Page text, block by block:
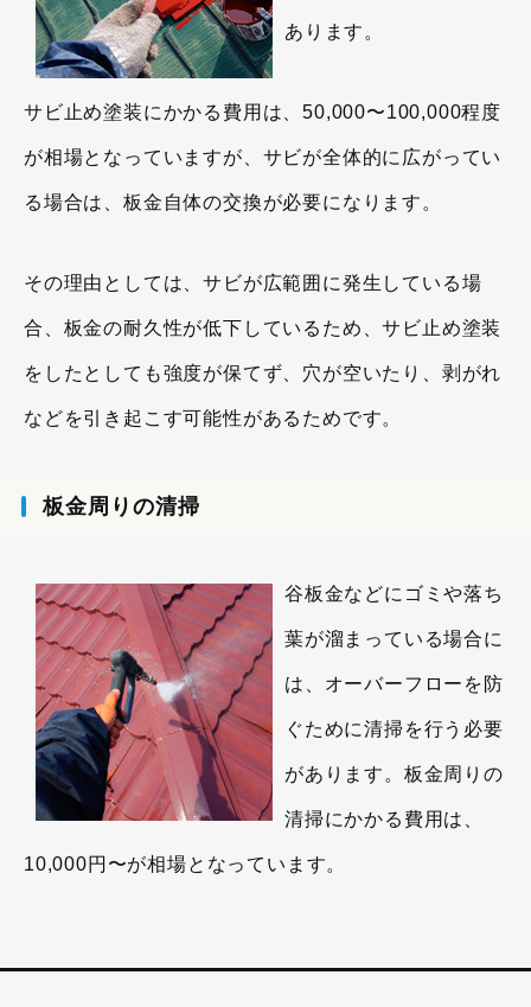
あります。
サビ止め塗装にかかる費用は、50,000〜100,000程度
が相場となっていますが、サビが全体的に広がってい
る場合は、板金自体の交換が必要になります。
その理由としては、サビが広範囲に発生している場
合、板金の耐久性が低下しているため、サビ止め塗装
をしたとしても強度が保てず、穴が空いたり、剥がれ
などを引き起こす可能性があるためです。
板金周りの清掃
谷板金などにゴミや落ち
葉が溜まっている場合に
は、オーバーフローを防
ぐために清掃を行う必要
があります。板金周りの
清掃にかかる費用は、
10,000円〜が相場となっています。